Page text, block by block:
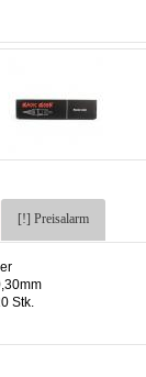
[!] Preisalarm
Stk.